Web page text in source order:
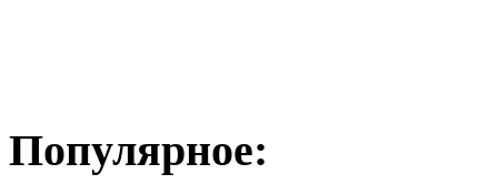
Популярное: